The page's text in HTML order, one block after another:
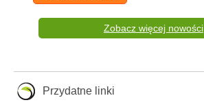
Zobacz więcej nowości
Przydatne linki